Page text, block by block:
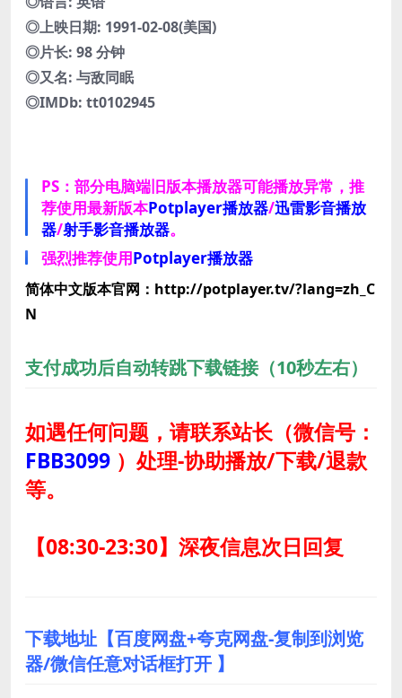
◎上映日期: 1991-02-08(美国)
◎片长: 98 分钟
◎又名: 与敌同眠
◎IMDb: tt0102945
PS：部分电脑端旧版本播放器可能播放异常，推
荐使用最新版本Potplayer播放器/迅雷影音播放
器/射手影音播放器。
强烈推荐使用Potplayer播放器
简体中文版本官网：http://potplayer.tv/?lang=zh_C
N
支付成功后自动转跳下载链接（10秒左右）
如遇任何问题，请联系站长（微信号：
FBB3099 ） 处理-协助播放/下载/退款
等。
【08:30-23:30】深夜信息次日回复
下载地址【百度网盘+夸克网盘-复制到浏览
器/微信任意对话框打开 】